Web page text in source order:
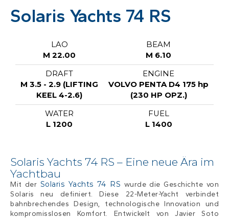
Solaris Yachts 74 RS
LAO
M 22.00
BEAM
M 6.10
DRAFT
M 3.5 - 2.9 (LIFTING
KEEL 4-2.6)
ENGINE
VOLVO PENTA D4 175 hp
(230 HP OPZ.)
WATER
L 1200
FUEL
L 1400
Solaris Yachts 74 RS – Eine neue Ära im
Yachtbau
Mit der Solaris Yachts 74 RS wurde die Geschichte von
Solaris neu definiert. Diese 22-Meter-Yacht verbindet
bahnbrechendes Design, technologische Innovation und
kompromisslosen Komfort. Entwickelt von Javier Soto